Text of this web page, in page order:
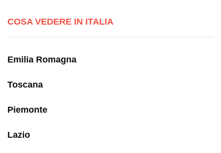
COSA VEDERE IN ITALIA
Emilia Romagna
Toscana
Piemonte
Lazio